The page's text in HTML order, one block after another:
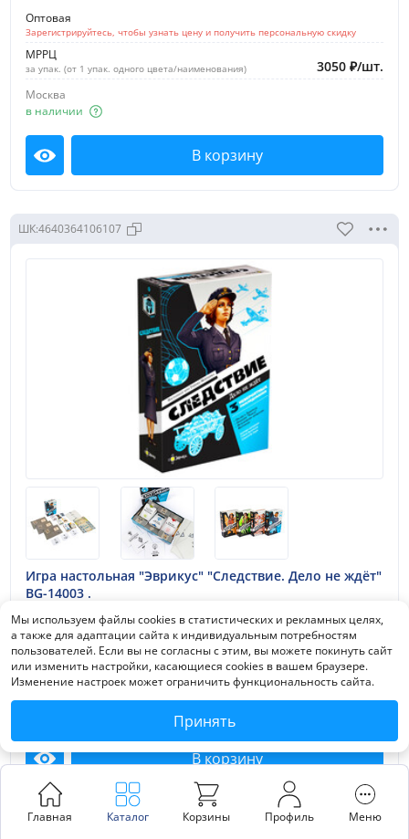
Оптовая
Зарегистрируйтесь, чтобы узнать цену и получить персональную скидку
МРРЦ
за упак. (от 1 упак. одного цвета/наименования) 3050 ₽/шт.
Москва
в наличии
Посмотреть В корзину
ШК:4640364106107
Игра настольная "Эврикус" "Следствие. Дело не ждёт"
BG-14003 .
Оптовая
Зарегистрируйтесь, чтобы узнать цену и получить персональную скидку
МРРЦ
за упак. (от 1 упак. одного цвета/наименования) 2990₽/шт.
Москва
Посмотреть В корзину
Главная Каталог Корзины Профиль Меню
Мы используем файлы cookies в статистических и рекламных целях,
а также для адаптации сайта к индивидуальным потребностям
пользователей. Если вы не согласны с этим, вы можете покинуть сайт
или изменить настройки, касающиеся cookies в вашем браузере.
Изменение настроек может ограничить функциональность сайта.
Принять